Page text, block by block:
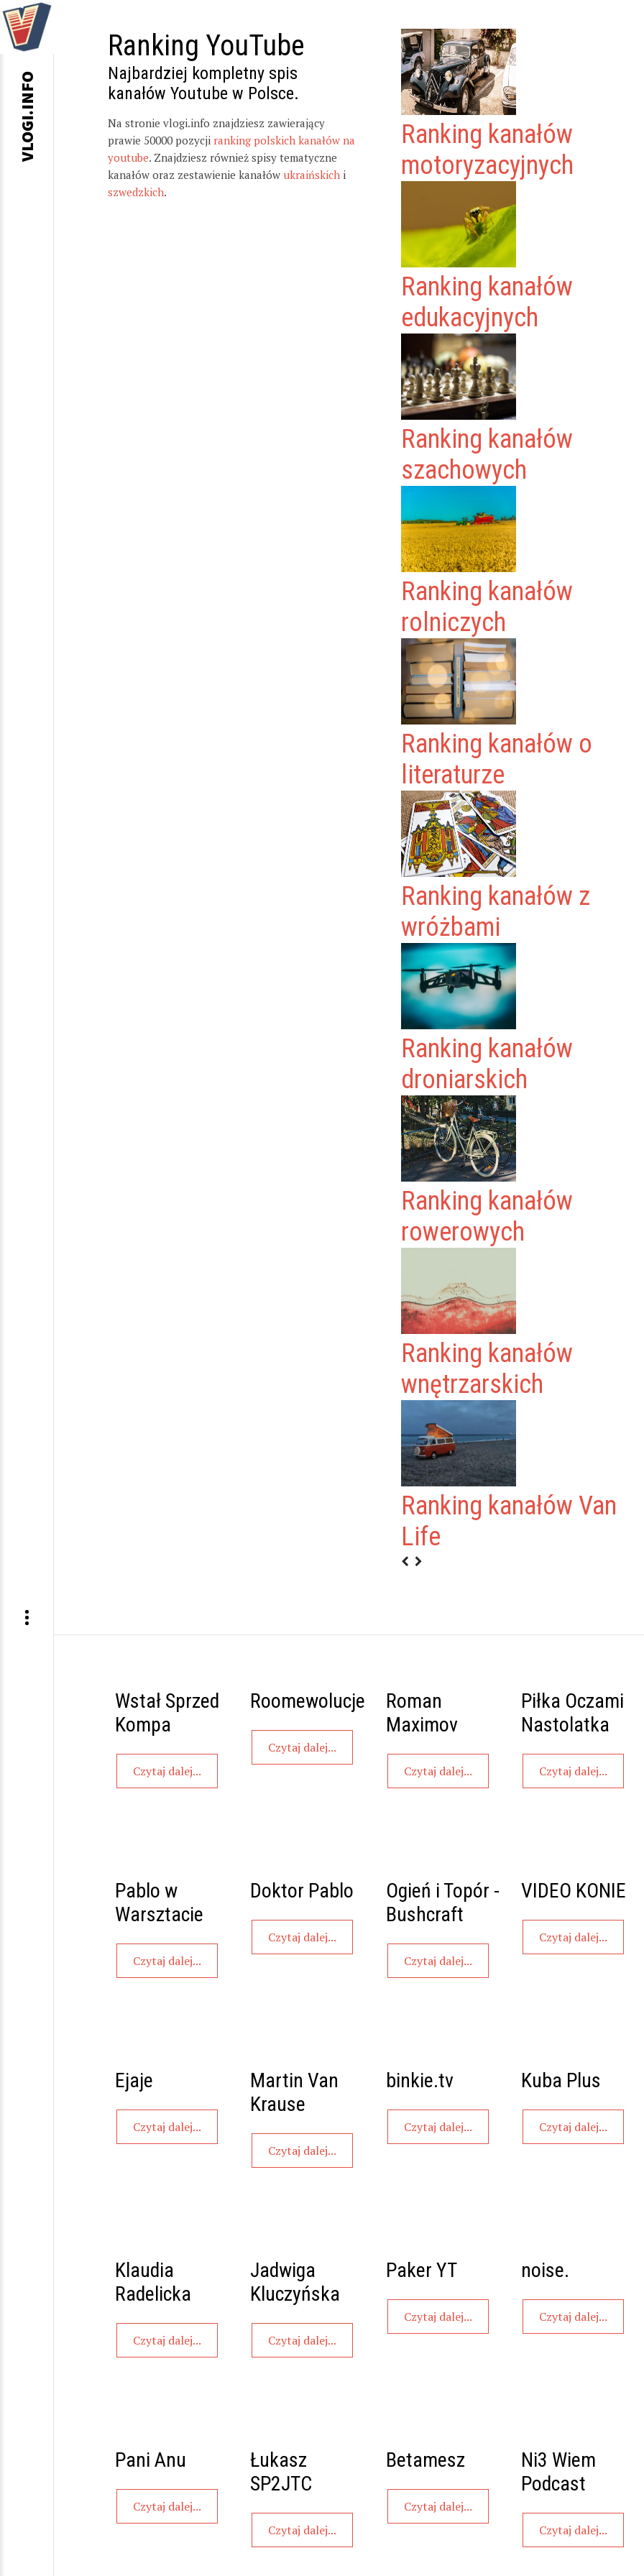
Ranking YouTube
Najbardziej kompletny spis
kanałów Youtube w Polsce.
Na stronie vlogi.info znajdziesz zawierający
prawie 50000 pozycji ranking polskich kanałów na
youtube. Znajdziesz również spisy tematyczne
kanałów oraz zestawienie kanałów ukraińskich i
szwedzkich.
Ranking kanałów
motoryzacyjnych
Ranking kanałów
edukacyjnych
Ranking kanałów
szachowych
Ranking kanałów
rolniczych
Ranking kanałów o
literaturze
Ranking kanałów z
wróżbami
Ranking kanałów
droniarskich
Ranking kanałów
rowerowych
Ranking kanałów
wnętrzarskich
Ranking kanałów Van
Life
Wstał Sprzed
Kompa
Czytaj dalej...
Roomewolucje
Czytaj dalej...
Roman
Maximov
Czytaj dalej...
Piłka Oczami
Nastolatka
Czytaj dalej...
Pablo w
Warsztacie
Czytaj dalej...
Doktor Pablo
Czytaj dalej...
Ogień i Topór -
Bushcraft
Czytaj dalej...
VIDEO KONIE
Czytaj dalej...
Ejaje
Czytaj dalej...
Martin Van
Krause
Czytaj dalej...
binkie.tv
Czytaj dalej...
Kuba Plus
Czytaj dalej...
Klaudia
Radelicka
Czytaj dalej...
Jadwiga
Kluczyńska
Czytaj dalej...
Paker YT
Czytaj dalej...
noise.
Czytaj dalej...
Pani Anu
Czytaj dalej...
Łukasz
SP2JTC
Czytaj dalej...
Betamesz
Czytaj dalej...
Ni3 Wiem
Podcast
Czytaj dalej...
VLOGI.INFO